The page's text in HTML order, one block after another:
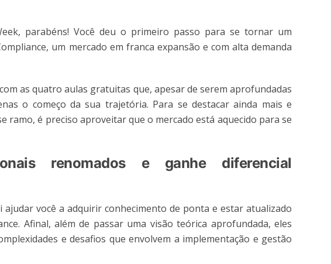
parabéns! Você deu o primeiro passo para se tornar um
um mercado em franca expansão e com alta demanda
as quatro aulas gratuitas que, apesar de serem aprofundadas
o começo da sua trajetória. Para se destacar ainda mais e
ramo, é preciso aproveitar que o mercado está aquecido para se
renomados e ganhe diferencial
ajudar você a adquirir conhecimento de ponta e estar atualizado
Afinal, além de passar uma visão teórica aprofundada, eles
e desafios que envolvem a implementação e gestão